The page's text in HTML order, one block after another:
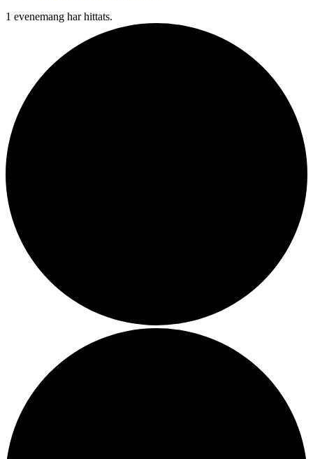
1 evenemang har hittats.